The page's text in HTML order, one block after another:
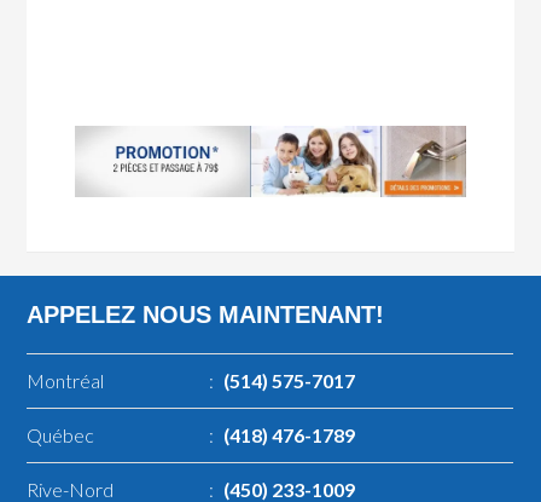
APPELEZ NOUS MAINTENANT!
Montréal : (514) 575-7017
Québec : (418) 476-1789
Rive-Nord : (450) 233-1009